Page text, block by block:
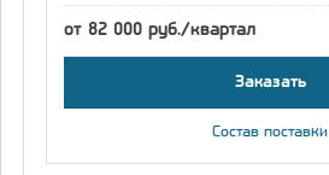
от 82 000 руб./квартал
Заказать
Состав поставки